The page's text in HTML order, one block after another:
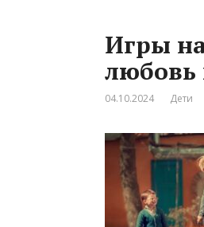
Игры
любовь
04.10.2024 Дети